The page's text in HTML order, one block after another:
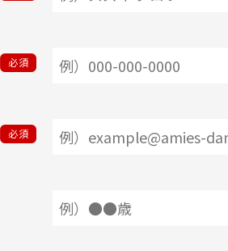
必須
必須